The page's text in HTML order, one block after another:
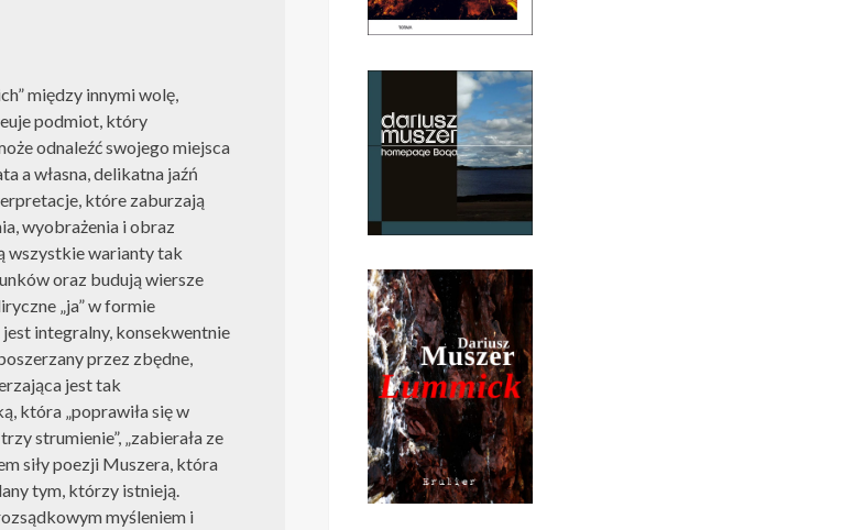
między innymi wolę,
podmiot, który
odnaleźć swojego miejsca
a własna, delikatna jaźń
które zaburzają
wyobrażenia i obraz
wszystkie warianty tak
oraz budują wiersze
„ja” w formie
integralny, konsekwentnie
przez zbędne,
jest tak
która „poprawiła się w
strumienie”, „zabierała ze
siły poezji Muszera, która
tym, którzy istnieją.
myśleniem i